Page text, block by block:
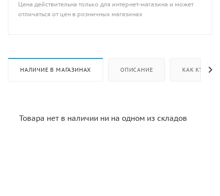
Цена действительна только для интернет-магазина и может
отличаться от цен в розничных магазинах
НАЛИЧИЕ В МАГАЗИНАХ ОПИСАНИЕ КАК КУПИТЬ
Товара нет в наличии ни на одном из складов